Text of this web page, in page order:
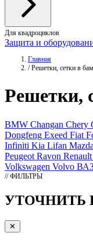
Для квадроциклов
Защита и
Главная
/ Решетки, сетки в
Решетки,
BMW Changan Chery
Dongfeng Exeed Fiat
Infiniti Kia Lifan Mazda
Peugeot Ravon Renault
Volkswagen Volvo
// ФИЛЬТРЫ
УТОЧНИТЬ
✕